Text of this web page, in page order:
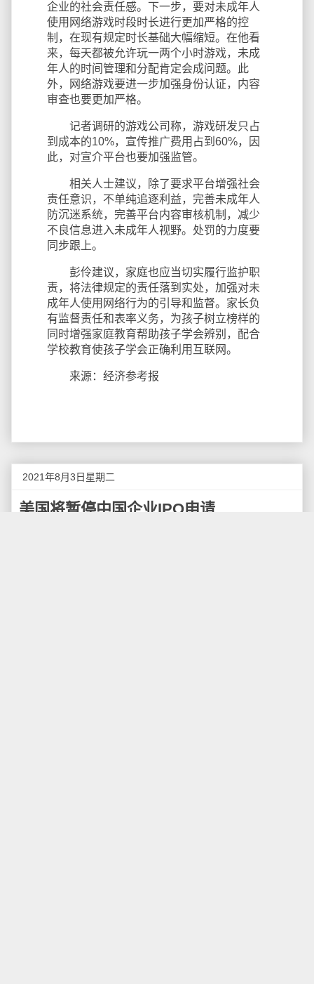
企业的社会责任感。下一步，要对未成年人
使用网络游戏时段时长进行更加严格的控
制，在现有规定时长基础大幅缩短。在他看
来，每天都被允许玩一两个小时游戏，未成
年人的时间管理和分配肯定会成问题。此
外，网络游戏要进一步加强身份认证，内容
审查也要更加严格。
记者调研的游戏公司称，游戏研发只占
到成本的10%，宣传推广费用占到60%，因
此，对宣介平台也要加强监管。
相关人士建议，除了要求平台增强社会
责任意识，不单纯追逐利益，完善未成年人
防沉迷系统，完善平台内容审核机制，减少
不良信息进入未成年人视野。处罚的力度要
同步跟上。
彭伶建议，家庭也应当切实履行监护职
责，将法律规定的责任落到实处，加强对未
成年人使用网络行为的引导和监督。家长负
有监督责任和表率义务，为孩子树立榜样的
同时增强家庭教育帮助孩子学会辨别，配合
学校教育使孩子学会正确利用互联网。
来源：经济参考报
2021年8月3日星期二
美国将暂停中国企业IPO申请